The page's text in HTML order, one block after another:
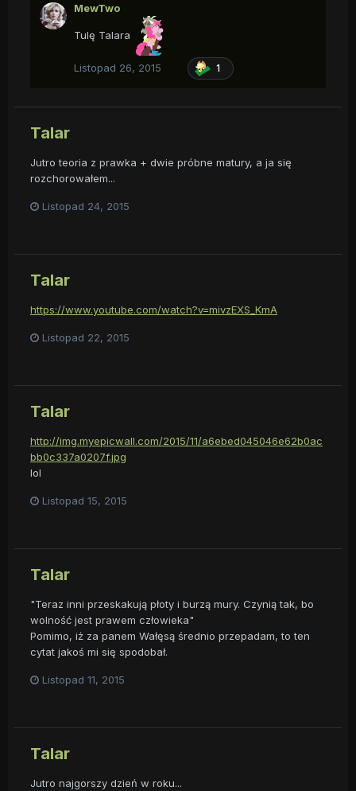
MewTwo
Tulę Talara
Listopad 26, 2015 1
Talar
Jutro teoria z prawka + dwie próbne matury, a ja się
rozchorowałem...
Listopad 24, 2015
Talar
https://www.youtube.com/watch?v=mivzEXS_KmA
Listopad 22, 2015
Talar
http://img.myepicwall.com/2015/11/a6ebed045046e62b0ac
bb0c337a0207f.jpg
lol
Listopad 15, 2015
Talar
"Teraz inni przeskakują płoty i burzą mury. Czynią tak, bo
wolność jest prawem człowieka"
Pomimo, iż za panem Wałęsą średnio przepadam, to ten
cytat jakoś mi się spodobał.
Listopad 11, 2015
Talar
Jutro najgorszy dzień w roku...